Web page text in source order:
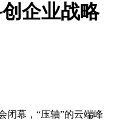
企业战略
幕，“压轴”的云端峰